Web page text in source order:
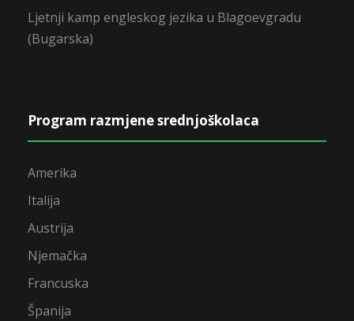
Ljetnji kamp engleskog jezika u Blagoevgradu
(Bugarska)
Program razmjene srednjoškolaca
Amerika
Italija
Austrija
Njemačka
Francuska
Španija